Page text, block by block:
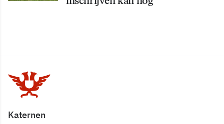
Katernen